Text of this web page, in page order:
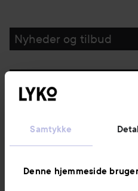
Samtykke
Denne hjemmeside
Nyheder og tilbud
Kundeservice
Information